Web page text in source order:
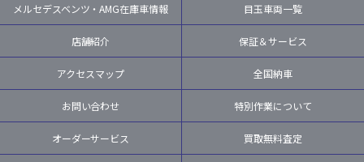
メルセデスベンツ・AMG在庫車情報 目玉車両一覧
店舗紹介 保証＆サービス
アクセスマップ 全国納車
お問い合わせ 特別作業について
オーダーサービス 買取無料査定